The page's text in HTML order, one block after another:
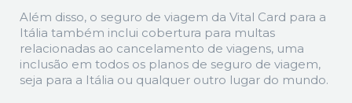
Além disso, o seguro de viagem da Vital Card para a
Itália também inclui cobertura para multas
relacionadas ao cancelamento de viagens, uma
inclusão em todos os planos de seguro de viagem,
seja para a Itália ou qualquer outro lugar do mundo.